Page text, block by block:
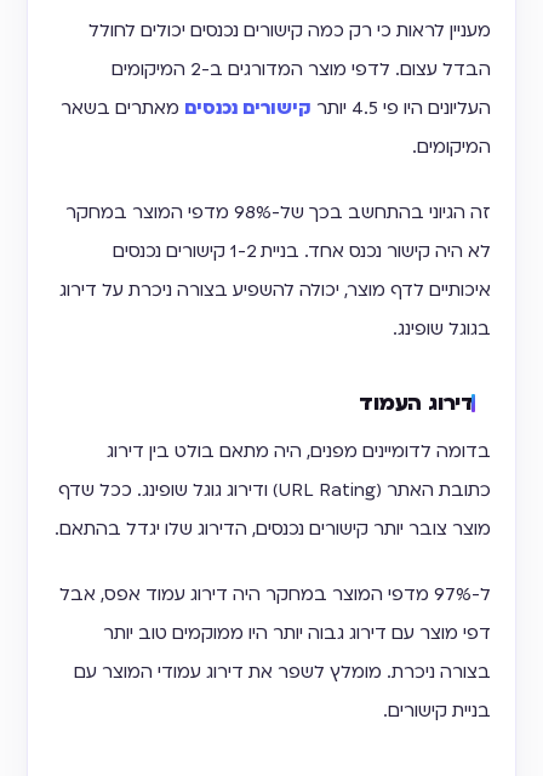
מעניין לראות כי רק כמה קישורים נכנסים יכולים לחולל
הבדל עצום. לדפי מוצר המדורגים ב-2 המיקומים
העליונים היו פי 4.5 יותר
קישורים נכנסיםמאתרים בשאר
המיקומים.
זה הגיוני בהתחשב בכך של-98% מדפי המוצר במחקר
לא היה קישור נכנס אחד. בניית 1-2 קישורים נכנסים
איכותיים לדף מוצר, יכולה להשפיע בצורה ניכרת על דירוג
בגוגל שופינג.
דירוג העמוד
בדומה לדומיינים מפנים, היה מתאם בולט בין דירוג
כתובת האתר (URL Rating) ודירוג גוגל שופינג. ככל שדף
מוצר צובר יותר קישורים נכנסים, הדירוג שלו יגדל בהתאם.
ל-97% מדפי המוצר במחקר היה דירוג עמוד אפס, אבל
דפי מוצר עם דירוג גבוה יותר היו ממוקמים טוב יותר
בצורה ניכרת. מומלץ לשפר את דירוג עמודי המוצר עם
בניית קישורים.